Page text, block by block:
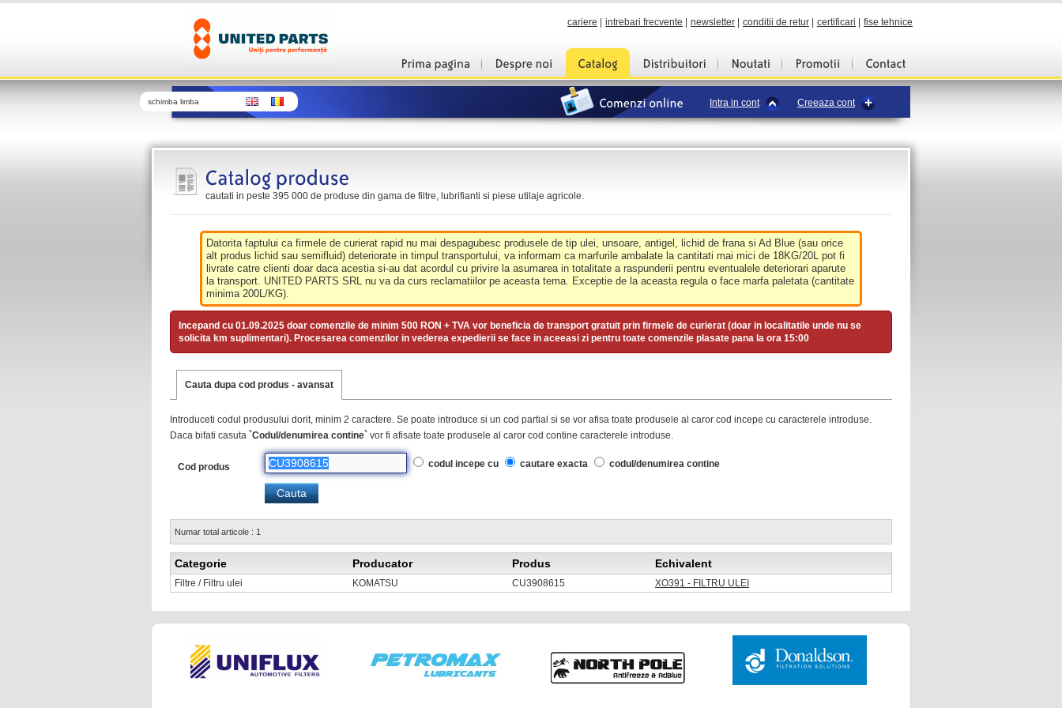
cariere intrebari frecvente newsletter conditii de retur certificari fise tehnice
schimba limba Intra in cont Creeaza cont
cautati in peste 395 000 de produse din gama de filtre, lubrifianti si piese utilaje agricole.
Datorita faptului ca firmele de curierat rapid nu mai despagubesc produsele de tip ulei, unsoare, antigel, lichid de frana si Ad Blue (sau orice
alt produs lichid sau semifluid) deteriorate in timpul transportului, va informam ca marfurile ambalate la cantitati mai mici de 18KG/20L pot fi
livrate catre clienti doar daca acestia si-au dat acordul cu privire la asumarea in totalitate a raspunderii pentru eventualele deteriorari aparute
la transport. UNITED PARTS SRL nu va da curs reclamatiilor pe aceasta tema. Exceptie de la aceasta regula o face marfa paletata (cantitate
minima 200L/KG).
Incepand cu 01.09.2025 doar comenzile de minim 500 RON + TVA vor beneficia de transport gratuit prin firmele de curierat (doar in localitatile unde nu se
solicita km suplimentari). Procesarea comenzilor in vederea expedierii se face in aceeasi zi pentru toate comenzile plasate pana la ora 15:00
Cauta dupa cod produs - avansat
Introduceti codul produsului dorit, minim 2 caractere. Se poate introduce si un cod partial si se vor afisa toate produsele al caror cod incepe cu caracterele introduse.
Daca bifati casuta `Codul/denumirea contine` vor fi afisate toate produsele al caror cod contine caracterele introduse.
Cod produs codul incepe cu cautare exacta codul/denumirea contine
Numar total articole : 1
Categorie Producator Produs Echivalent
Filtre / Filtru ulei KOMATSU CU3908615 XO391 - FILTRU ULEI